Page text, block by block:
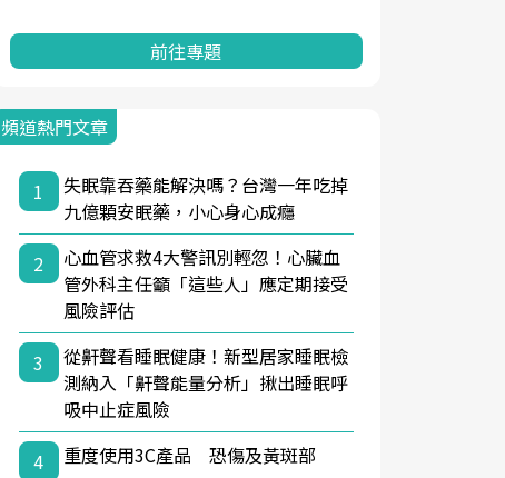
前往專題
頻道熱門文章
1
失眠靠吞藥能解決嗎？台灣一年吃掉
九億顆安眠藥，小心身心成癮
2
心血管求救4大警訊別輕忽！心臟血
管外科主任籲「這些人」應定期接受
風險評估
3
從鼾聲看睡眠健康！新型居家睡眠檢
測納入「鼾聲能量分析」揪出睡眠呼
吸中止症風險
4
重度使用3C產品 恐傷及黃斑部